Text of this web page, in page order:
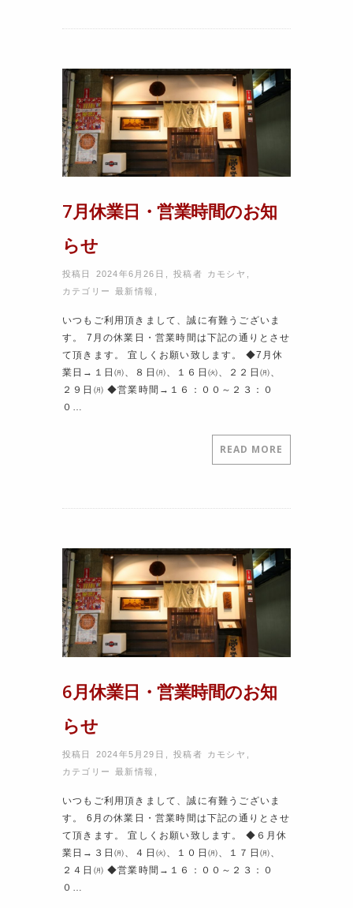
7月休業日・営業時間のお知
らせ
投稿日 2024年6月26日 ,投稿者 カモシヤ
カテゴリー最新情報
いつもご利用頂きまして、誠に有難うございま
す。 7月の休業日・営業時間は下記の通りとさせ
て頂きます。 宜しくお願い致します。 ◆7月休
業日→１日㈪、８日㈪、１６日㈫、２２日㈪、
２９日㈪ ◆営業時間→１６：００～２３：０
０…
READ MORE
6月休業日・営業時間のお知
らせ
投稿日 2024年5月29日 ,投稿者 カモシヤ
カテゴリー最新情報
いつもご利用頂きまして、誠に有難うございま
す。 6月の休業日・営業時間は下記の通りとさせ
て頂きます。 宜しくお願い致します。 ◆６月休
業日→３日㈪、４日㈫、１０日㈪、１７日㈪、
２４日㈪ ◆営業時間→１６：００～２３：０
０…